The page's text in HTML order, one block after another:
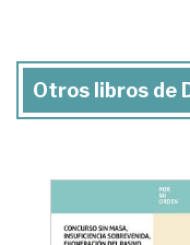
Otros libros de